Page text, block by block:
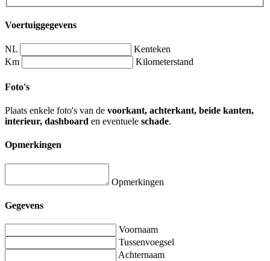
Voertuiggegevens
NL
Kenteken
Km
Kilometerstand
Foto's
Plaats enkele foto's van de voorkant, achterkant, beide kanten,
interieur, dashboard en eventuele schade.
Opmerkingen
Opmerkingen
Gegevens
Voornaam
Tussenvoegsel
Achternaam